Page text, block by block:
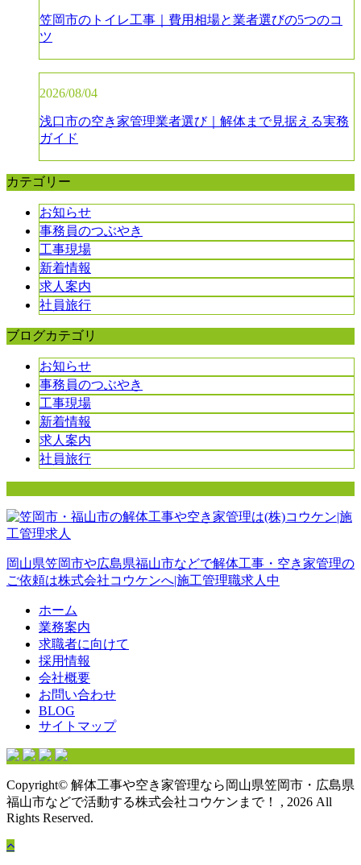
笠岡市のトイレ工事｜費用相場と業者選びの5つのコ
ツ
2026/08/04
浅口市の空き家管理業者選び｜解体まで見据える実務
ガイド
カテゴリー
お知らせ
事務員のつぶやき
工事現場
新着情報
求人案内
社員旅行
ブログカテゴリ
お知らせ
事務員のつぶやき
工事現場
新着情報
求人案内
社員旅行
岡山県笠岡市や広島県福山市などで解体工事・空き家管理の
ご依頼は株式会社コウケンへ|施工管理職求人中
ホーム
業務案内
求職者に向けて
採用情報
会社概要
お問い合わせ
BLOG
サイトマップ
Copyright© 解体工事や空き家管理なら岡山県笠岡市・広島県
福山市などで活動する株式会社コウケンまで！ , 2026 All
Rights Reserved.